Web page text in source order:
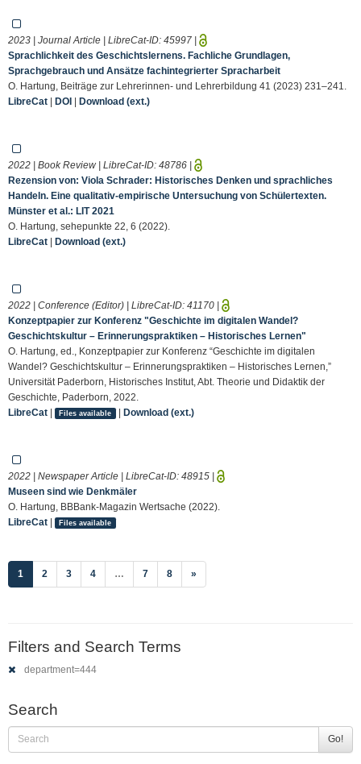
2023 | Journal Article | LibreCat-ID: 45997 |
Sprachlichkeit des Geschichtslernens. Fachliche Grundlagen,
Sprachgebrauch und Ansätze fachintegrierter Spracharbeit
O. Hartung, Beiträge zur Lehrerinnen- und Lehrerbildung 41 (2023) 231–241.
LibreCat | DOI | Download (ext.)
2022 | Book Review | LibreCat-ID: 48786 |
Rezension von: Viola Schrader: Historisches Denken und sprachliches
Handeln. Eine qualitativ-empirische Untersuchung von Schülertexten.
Münster et al.: LIT 2021
O. Hartung, sehepunkte 22, 6 (2022).
LibreCat | Download (ext.)
2022 | Conference (Editor) | LibreCat-ID: 41170 |
Konzeptpapier zur Konferenz "Geschichte im digitalen Wandel?
Geschichtskultur – Erinnerungspraktiken – Historisches Lernen"
O. Hartung, ed., Konzeptpapier zur Konferenz “Geschichte im digitalen
Wandel? Geschichtskultur – Erinnerungspraktiken – Historisches Lernen,”
Universität Paderborn, Historisches Institut, Abt. Theorie und Didaktik der
Geschichte, Paderborn, 2022.
LibreCat | Files available | Download (ext.)
2022 | Newspaper Article | LibreCat-ID: 48915 |
Museen sind wie Denkmäler
O. Hartung, BBBank-Magazin Wertsache (2022).
LibreCat | Files available
1 (current)
2 3 4 … 7 8 »
Filters and Search Terms
department=444
Search
Go!